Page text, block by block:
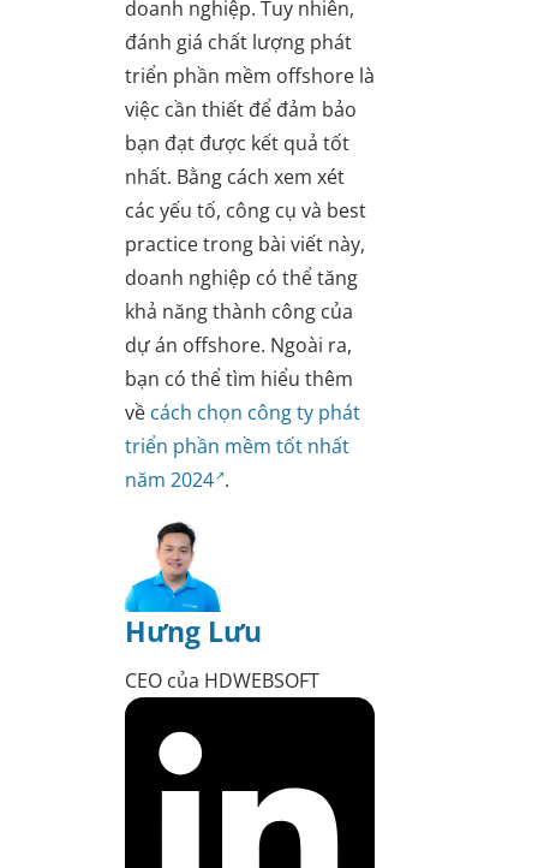
doanh nghiệp. Tuy nhiên,
đánh giá chất lượng phát
triển phần mềm offshore là
việc cần thiết để đảm bảo
bạn đạt được kết quả tốt
nhất. Bằng cách xem xét
các yếu tố, công cụ và best
practice trong bài viết này,
doanh nghiệp có thể tăng
khả năng thành công của
dự án offshore. Ngoài ra,
bạn có thể tìm hiểu thêm
về cách chọn công ty phát
triển phần mềm tốt nhất
năm 2024 .
Hưng Lưu
CEO của HDWEBSOFT